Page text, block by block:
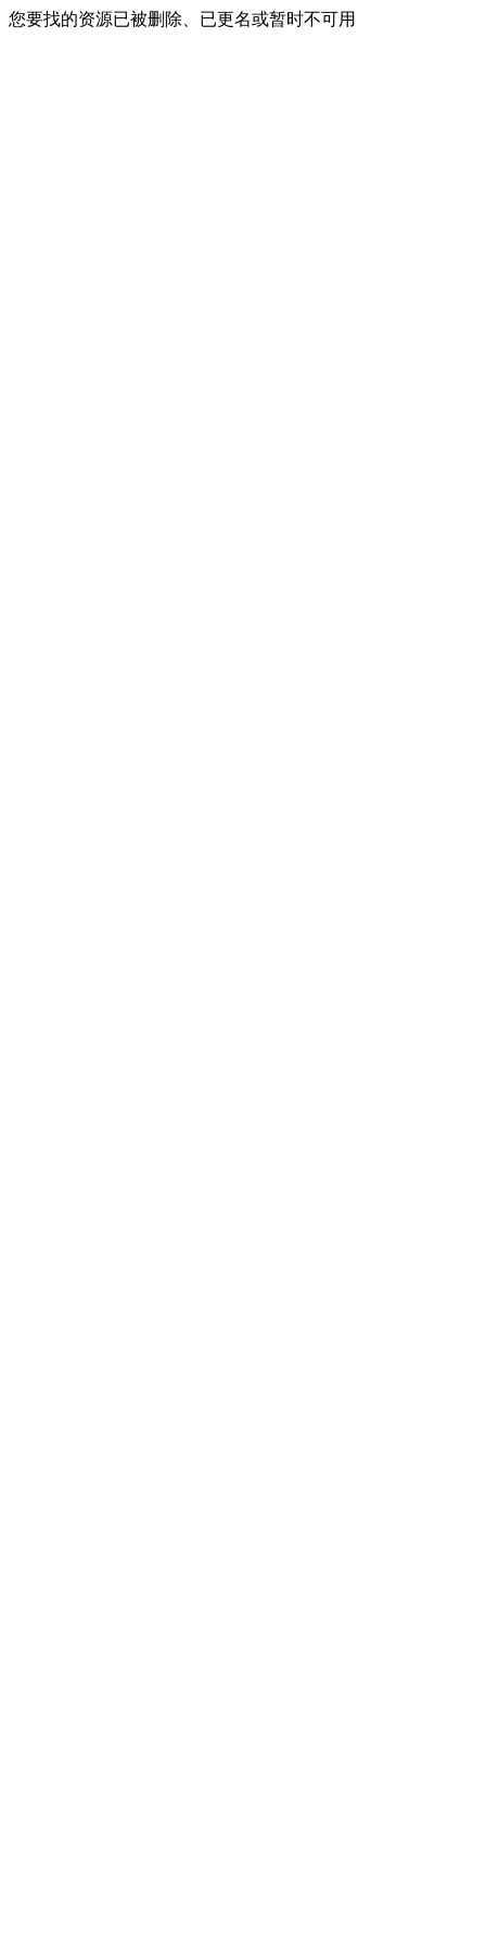
您要找的资源已被删除、已更名或暂时不可用